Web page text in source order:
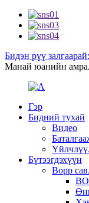
Бидэн рүү
Манай юанийн
Гэр
Бидний тухай
Видео
Бүтээгдэхүүн
Bopp